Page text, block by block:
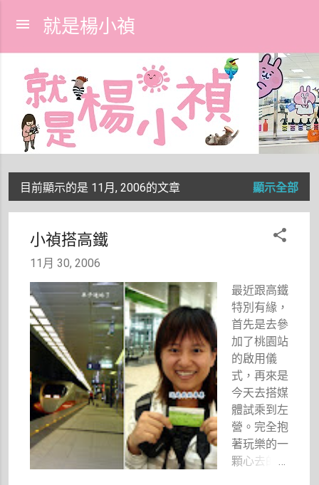
跳到主要內容
就是楊小禎
發
目前顯示的是 11月, 2006的文章 顯示全部
小禎搭高鐵
11月 30, 2006
最近跟高鐵
特別有緣，
首先是去參
加了桃園站
的啟用儀
式，再來是
今天去搭媒
體試乘到左
營。完全抱
著玩樂的一
顆心去的